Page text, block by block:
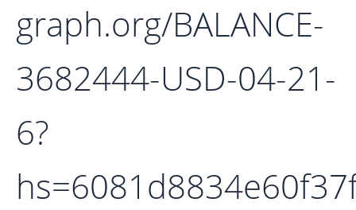
graph.org/BALANCE-
3682444-USD-04-21-
6?